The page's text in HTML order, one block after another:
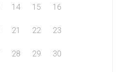
14 15 16
21 22 23
28 29 30